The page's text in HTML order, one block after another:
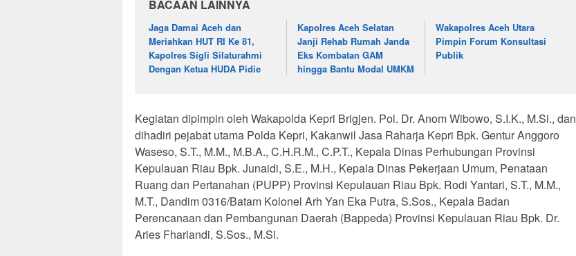
BACAAN LAINNYA
Jaga Damai Aceh dan
Meriahkan HUT RI Ke 81,
Kapolres Sigli Silaturahmi
Dengan Ketua HUDA Pidie
Kapolres Aceh Selatan
Janji Rehab Rumah Janda
Eks Kombatan GAM
hingga Bantu Modal UMKM
Wakapolres Aceh Utara
Pimpin Forum Konsultasi
Publik
Kegiatan dipimpin oleh Wakapolda Kepri Brigjen. Pol. Dr. Anom Wibowo, S.I.K., M.Si., dan
dihadiri pejabat utama Polda Kepri, Kakanwil Jasa Raharja Kepri Bpk. Gentur Anggoro
Waseso, S.T., M.M., M.B.A., C.H.R.M., C.P.T., Kepala Dinas Perhubungan Provinsi
Kepulauan Riau Bpk. Junaidi, S.E., M.H., Kepala Dinas Pekerjaan Umum, Penataan
Ruang dan Pertanahan (PUPP) Provinsi Kepulauan Riau Bpk. Rodi Yantari, S.T., M.M.,
M.T., Dandim 0316/Batam Kolonel Arh Yan Eka Putra, S.Sos., Kepala Badan
Perencanaan dan Pembangunan Daerah (Bappeda) Provinsi Kepulauan Riau Bpk. Dr.
Aries Fhariandi, S.Sos., M.Si.